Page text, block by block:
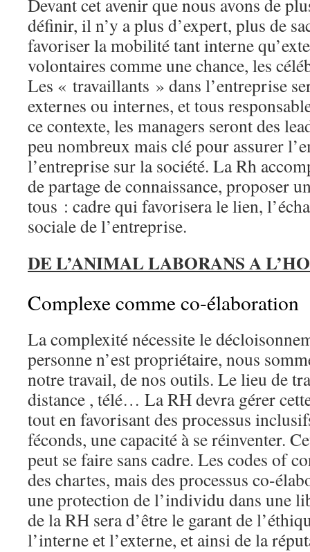
Devant cet avenir que nous avons de
définir, il n’y a plus d’expert, plus de
favoriser la mobilité tant interne
volontaires comme une chance, les
Les « travaillants » dans l’entreprise
externes ou internes, et tous
ce contexte, les managers seront des
peu nombreux mais clé pour assurer
l’entreprise sur la société. La Rh
de partage de connaissance, proposer
tous : cadre qui favorisera le lien,
sociale de l’entreprise.
DE L’ANIMAL LABORANS A
Complexe comme co-élaboration
La complexité nécessite le
personne n’est propriétaire, nous
notre travail, de nos outils. Le lieu de
distance , télé… La RH devra gérer
tout en favorisant des processus
féconds, une capacité à se réinventer.
peut se faire sans cadre. Les codes of
des chartes, mais des processus co-
une protection de l’individu dans une
de la RH sera d’être le garant de
l’interne et l’externe, et ainsi de la